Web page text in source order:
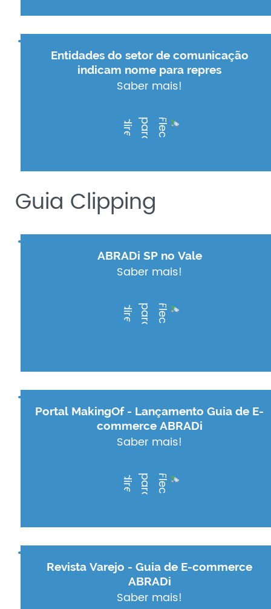
Entidades do setor de comunicação
indicam nome para repres
Saber mais!
Guia Clipping
ABRADi SP no Vale
Saber mais!
Portal MakingOf - Lançamento Guia de E-
commerce ABRADi
Saber mais!
Revista Varejo - Guia de E-commerce
ABRADi
Saber mais!